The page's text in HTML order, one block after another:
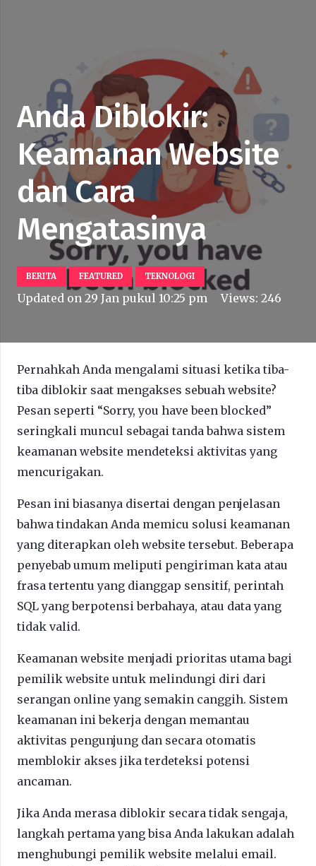
Anda Diblokir:
Keamanan Website
dan Cara
Mengatasinya
BERITA FEATURED TEKNOLOGI
Updated on 29 Jan pukul 10:25 pm Views:246
Pernahkah Anda mengalami situasi ketika tiba-
tiba diblokir saat mengakses sebuah website?
Pesan seperti “Sorry, you have been blocked”
seringkali muncul sebagai tanda bahwa sistem
keamanan website mendeteksi aktivitas yang
mencurigakan.
Pesan ini biasanya disertai dengan penjelasan
bahwa tindakan Anda memicu solusi keamanan
yang diterapkan oleh website tersebut. Beberapa
penyebab umum meliputi pengiriman kata atau
frasa tertentu yang dianggap sensitif, perintah
SQL yang berpotensi berbahaya, atau data yang
tidak valid.
Keamanan website menjadi prioritas utama bagi
pemilik website untuk melindungi diri dari
serangan online yang semakin canggih. Sistem
keamanan ini bekerja dengan memantau
aktivitas pengunjung dan secara otomatis
memblokir akses jika terdeteksi potensi
ancaman.
Jika Anda merasa diblokir secara tidak sengaja,
langkah pertama yang bisa Anda lakukan adalah
menghubungi pemilik website melalui email.